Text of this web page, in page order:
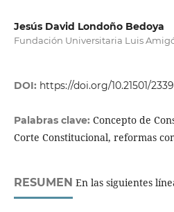
Jesús David Londoño Bedoya
Fundación Universitaria Luis
DOI: https://doi.org/10.21501/
Palabras clave: Concepto de
Corte Constitucional, reformas
RESUMEN En las siguientes